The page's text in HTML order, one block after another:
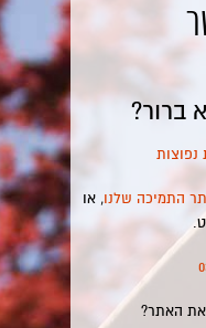
ברור?
התמיכה שלנו, או
את האתר?